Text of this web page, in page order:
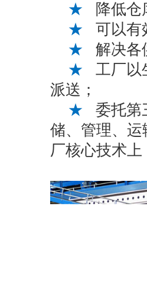
★ 降低仓
★ 可以有
★ 解决各
★ 工厂以
派送；
★
委托第
储、管理、
厂核心技术